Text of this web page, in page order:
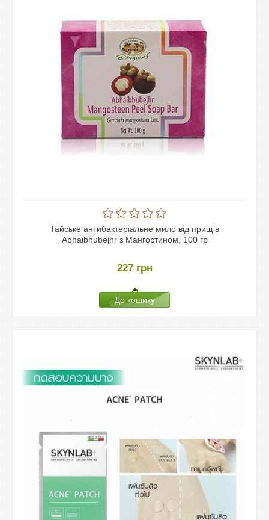
Тайське антибактеріальне мило від прищів
Abhaibhubejhr з Мангостином, 100 гр
227 грн